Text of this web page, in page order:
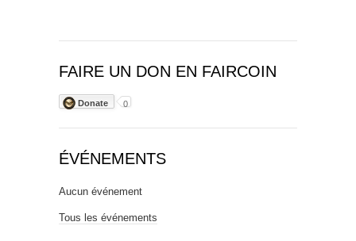
FAIRE UN DON EN FAIRCOIN
Donate 0
ÉVÉNEMENTS
Aucun événement
Tous les événements